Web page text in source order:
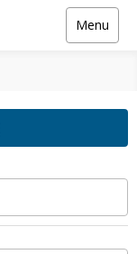
Menu